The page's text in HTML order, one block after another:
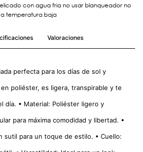
con agua fria no usar blanqueador no
temperatura baja
Valoraciones
perfecta para los días de sol y
poliéster, es ligera, transpirable y te
día. • Material: Poliéster ligero y
para máxima comodidad y libertad. •
sutil para un toque de estilo. • Cuello: